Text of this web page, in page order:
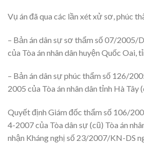
Vụ án đã qua các lần xét xử sơ, phúc
– Bản án dân sự sơ thẩm số 07/2005/
của Tòa án nhân dân huyện Quốc Oai,
– Bản án dân sự phúc thẩm số 126/
2005 của Tòa án nhân dân tỉnh Hà Tây
Quyết định Giám đốc thẩm số 106/
4-2007 của Tòa dân sự (cũ) Tòa án
nhận Kháng nghị số 23/2007/KN-DS